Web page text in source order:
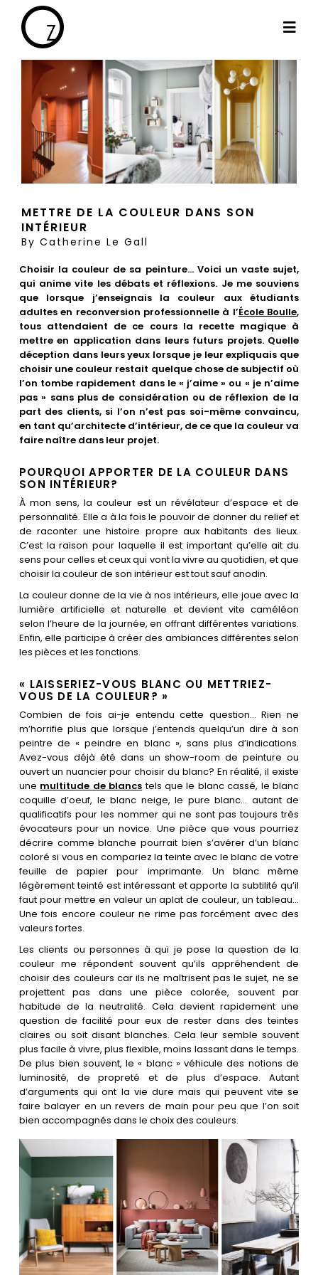
Passer
contenu
By Cath
Les projets
Haut de gamme
Le blog
Les témoignages
Les villes
Contact
METTRE DE LA COULEUR DANS SON
INTÉRIEUR
By Catherine Le Gall
Choisir la couleur de sa peinture… Voici un vaste sujet,
qui anime vite les débats et réflexions. Je me souviens
que lorsque j’enseignais la couleur aux étudiants
adultes en reconversion professionnelle à l’École Boulle,
tous attendaient de ce cours la recette magique à
mettre en application dans leurs futurs projets. Quelle
déception dans leurs yeux lorsque je leur expliquais que
choisir une couleur restait quelque chose de subjectif où
l’on tombe rapidement dans le « j’aime » ou « je n’aime
pas » sans plus de considération ou de réflexion de la
part des clients, si l’on n’est pas soi-même convaincu,
en tant qu’architecte d’intérieur, de ce que la couleur va
faire naître dans leur projet.
POURQUOI APPORTER DE LA COULEUR DANS
SON INTÉRIEUR?
À mon sens, la couleur est un révélateur d’espace et de
personnalité. Elle a à la fois le pouvoir de donner du relief et
de raconter une histoire propre aux habitants des lieux.
C’est la raison pour laquelle il est important qu’elle ait du
sens pour celles et ceux qui vont la vivre au quotidien, et que
choisir la couleur de son intérieur est tout sauf anodin.
La couleur donne de la vie à nos intérieurs, elle joue avec la
lumière artificielle et naturelle et devient vite caméléon
selon l’heure de la journée, en offrant différentes variations.
Enfin, elle participe à créer des ambiances différentes selon
les pièces et les fonctions.
« LAISSERIEZ-VOUS BLANC OU METTRIEZ-
VOUS DE LA COULEUR? »
Combien de fois ai-je entendu cette question… Rien ne
m’horrifie plus que lorsque j’entends quelqu’un dire à son
peintre de « peindre en blanc », sans plus d’indications.
Avez-vous déjà été dans un show-room de peinture ou
ouvert un nuancier pour choisir du blanc? En réalité, il existe
une multitude de blancs tels que le blanc cassé, le blanc
coquille d’oeuf, le blanc neige, le pure blanc… autant de
qualificatifs pour les nommer qui ne sont pas toujours très
évocateurs pour un novice. Une pièce que vous pourriez
décrire comme blanche pourrait bien s’avérer d’un blanc
coloré si vous en compariez la teinte avec le blanc de votre
feuille de papier pour imprimante. Un blanc même
légèrement teinté est intéressant et apporte la subtilité qu’il
faut pour mettre en valeur un aplat de couleur, un tableau…
Une fois encore couleur ne rime pas forcément avec des
valeurs fortes.
Les clients ou personnes à qui je pose la question de la
couleur me répondent souvent qu’ils appréhendent de
choisir des couleurs car ils ne maîtrisent pas le sujet, ne se
projettent pas dans une pièce colorée, souvent par
habitude de la neutralité. Cela devient rapidement une
question de facilité pour eux de rester dans des teintes
claires ou soit disant blanches. Cela leur semble souvent
plus facile à vivre, plus flexible, moins lassant dans le temps.
De plus bien souvent, le « blanc » véhicule des notions de
luminosité, de propreté et de plus d’espace. Autant
d’arguments qui ont la vie dure mais qui peuvent vite se
faire balayer en un revers de main pour peu que l’on soit
bien accompagnés dans le choix des couleurs.